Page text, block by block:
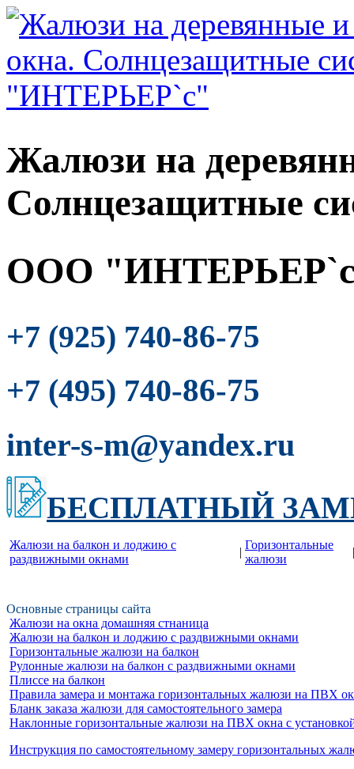
Жалюзи на
Солнцезащитные
ООО
+7 (925) 740-86-75
+7 (495) 740-86-75
inter-s-m@yandex.ru
БЕСПЛАТНЫЙ
Жалюзи на балкон и лоджию c
раздвижными окнами
|
Горизонтальные
жалюзи
|
Основные страницы сайта
Жалюзи на окна домашняя стнаница
Жалюзи на балкон и лоджию c раздвижными окнами
Горизонтальные жалюзи на балкон
Рулонные жалюзи на балкон с раздвижными окнами
Плиссе на балкон
Правила замера и монтажа горизонтальных жалюзи на ПВХ
Бланк заказа жалюзи для самостоятельного замера
Наклонные горизонтальные жалюзи на ПВХ окна с
Инструкция по самостоятельному замеру горизонтальных